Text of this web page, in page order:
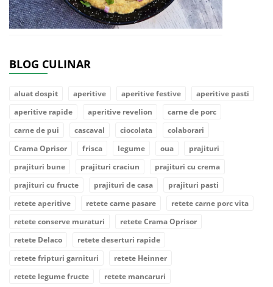
BLOG CULINAR
aluat dospit aperitive aperitive festive
aperitive pasti
aperitive rapide
aperitive revelion
carne de porc
carne de pui
cascaval ciocolata
colaborari
Crama Oprisor
frisca legume oua
prajituri
prajituri bune
prajituri craciun
prajituri cu crema
prajituri cu fructe
prajituri de casa
prajituri pasti
retete aperitive
retete carne pasare
retete carne porc vita
retete conserve muraturi
retete Crama Oprisor
retete Delaco
retete deserturi rapide
retete fripturi garnituri
retete Heinner
retete legume fructe
retete mancaruri